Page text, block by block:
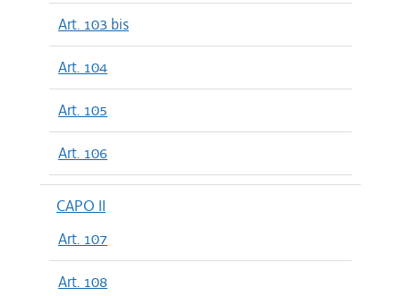
Art. 103 bis
Art. 104
Art. 105
Art. 106
CAPO II
Art. 107
Art. 108